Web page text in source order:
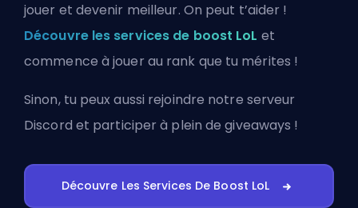
jouer et devenir meilleur. On peut t’aider !
Découvre les services de boost LoL et
commence à jouer au rank que tu mérites !
Sinon, tu peux aussi rejoindre notre serveur
Discord et participer à plein de giveaways !
Découvre Les Services De Boost LoL